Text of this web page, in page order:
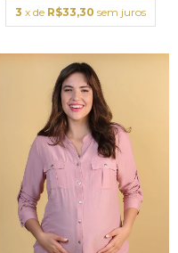
3 x de R$33,30 sem juros